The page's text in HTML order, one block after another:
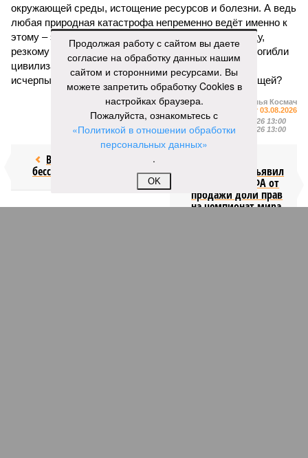
окружающей среды, истощение ресурсов и болезни. А ведь
любая природная катастрофа непременно ведёт именно к
этому – экономическому кризису, эпидемиям, голоду,
резкому сокращению численности населения. Так погибли
цивилизации шумеров, майя, кхмеров – список не
исчерпывающий. Какая цивилизация будет следующей?
Илья Космач
«Наша версия» №29 от 03.08.2026
Опубликовано:
05.08.2026 13:00
Отредактировано:05.08.2026 13:00
Возраст
бессмертия отступил и объявил
об отказе ФИФА от
продажи доли прав
на чемпионат мира
Продолжая работу с сайтом вы даете
согласие на обработку данных нашим
сайтом и сторонними ресурсами. Вы
можете запретить обработку Cookies в
настройках браузера.
Пожалуйста, ознакомьтесь с
«Политикой в отношении обработки
персональных данных»
.
OK